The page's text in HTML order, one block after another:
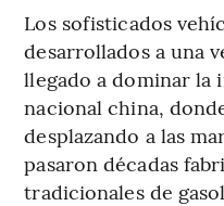
Los sofisticados
desarrollados a una
llegado a dominar la
nacional china,
desplazando a las
pasaron décadas
tradicionales de